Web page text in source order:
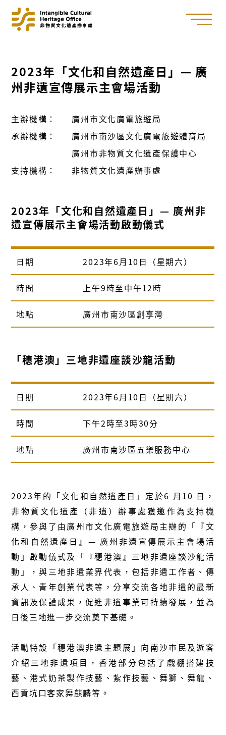
2023年「文化和自然遺產日」— 廣
州非遺宣傳展示主會場活動
主辦機構：
廣州市文化廣電旅遊局
承辦機構：
廣州市南沙區文化廣電旅遊體育局
廣州市非物質文化遺產保護中心
支持機構：
非物質文化遺產辦事處
2023年「文化和自然遺產日」— 廣州非
遺宣傳展示主會場活動啟動儀式
日期 2023年6月10日（星期六）
時間 上午9時至中午12時
地點 廣州市南沙區創享灣
「穗港澳」三地非遺座談沙龍活動
日期 2023年6月10日（星期六）
時間 下午2時至3時30分
地點 廣州市南沙區五樂服務中心
2023年的「文化和自然遺產日」定於6 月10 日，
非物質文化遺產（非遺）辦事處獲邀作為支持機
構，參與了由廣州市文化廣電旅遊局主辦的「『文
化和自然遺產日』— 廣州非遺宣傳展示主會場活
動」啟動儀式及「『穗港澳』三地非遺座談沙龍活
動」，與三地非遺業界代表，包括非遺工作者、傳
承人、青年創業代表等，分享交流各地非遺的最新
資訊及保護成果，促進非遺事業可持續發展，並為
日後三地進一步交流奠下基礎。
活動特設「穗港澳非遺主題展」向南沙巿民及遊客
介紹三地非遺項目，香港部分包括了戲棚搭建技
藝、港式奶茶製作技藝、紮作技藝、舞獅、舞龍、
西貢坑口客家舞麒麟等。